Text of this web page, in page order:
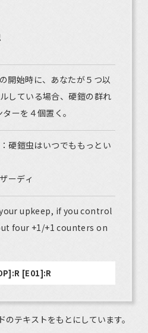
開始時に、あなたが５つ以
している場合、硬鎧の群れ
ーを４個置く。
硬鎧虫はいつでももっとい
ーディ
upkeep, if you control
four +1/+1 counters on
[E01]:R
テキストをもとにしています。